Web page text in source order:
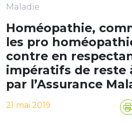
Maladie
Homéopathie,
les pro
contre en
impératifs de reste
par l’Assurance
21 mai 2019